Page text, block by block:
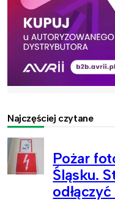
Najczęściej czytane
Pożar
Śląsku.